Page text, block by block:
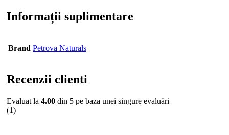
Informații suplimentare
Brand Petrova Naturals
Recenzii clienti
Evaluat la 4.00 din 5 pe baza unei singure evaluări
(1)